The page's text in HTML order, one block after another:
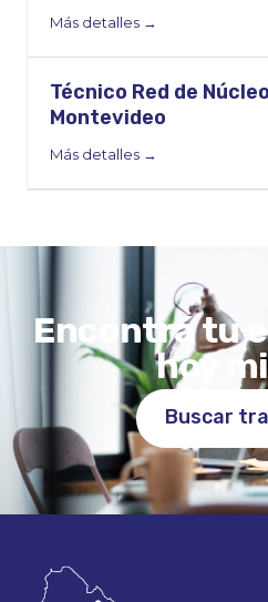
Más detalles
Técnico Red de
Montevideo
Más detalles
Encontrá tu
hoy
Buscar